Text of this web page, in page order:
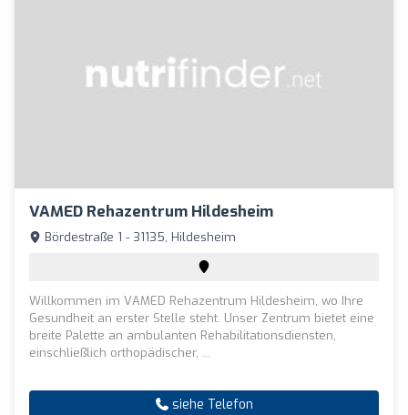
VAMED Rehazentrum Hildesheim
Bördestraße 1 - 31135, Hildesheim
Willkommen im VAMED Rehazentrum Hildesheim, wo Ihre
Gesundheit an erster Stelle steht. Unser Zentrum bietet eine
breite Palette an ambulanten Rehabilitationsdiensten,
einschließlich orthopädischer, ...
siehe Telefon